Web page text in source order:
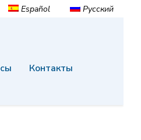
Español Русский
Контакты